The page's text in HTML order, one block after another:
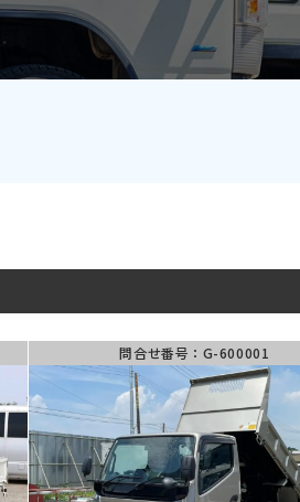
ウィング 冷凍車
業車 特殊車両
問合せ番号：G-600001